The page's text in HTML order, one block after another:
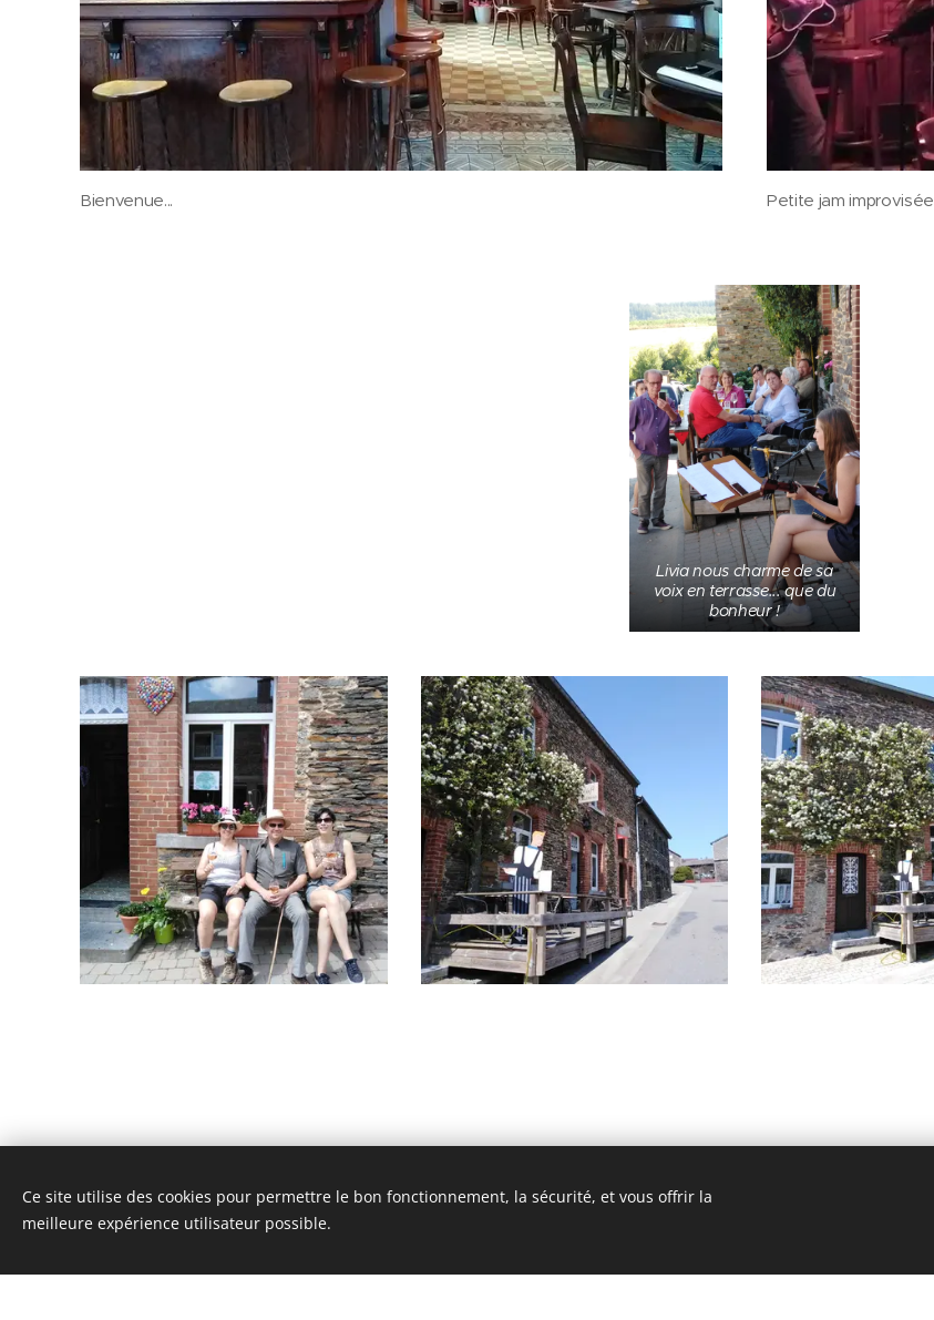
Bienvenue... Petite jam improvisée
Livia nous charme de sa
voix en terrasse... que du
bonheur !
© 2019 Café Lallemand - Gros-Fays, 20 - 5555 Bièvre
Ce site utilise des cookies pour permettre le bon fonctionnement, la sécurité, et vous offrir la
meilleure expérience utilisateur possible.